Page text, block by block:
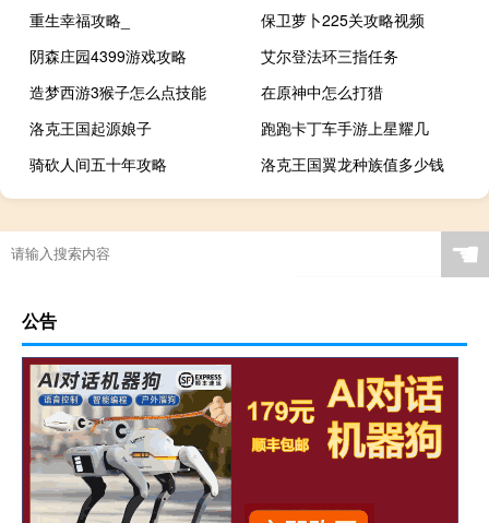
重生幸福攻略_
保卫萝卜225关攻略视频
阴森庄园4399游戏攻略
艾尔登法环三指任务
造梦西游3猴子怎么点技能
在原神中怎么打猎
洛克王国起源娘子
跑跑卡丁车手游上星耀几
骑砍人间五十年攻略
洛克王国翼龙种族值多少钱
☚
公告